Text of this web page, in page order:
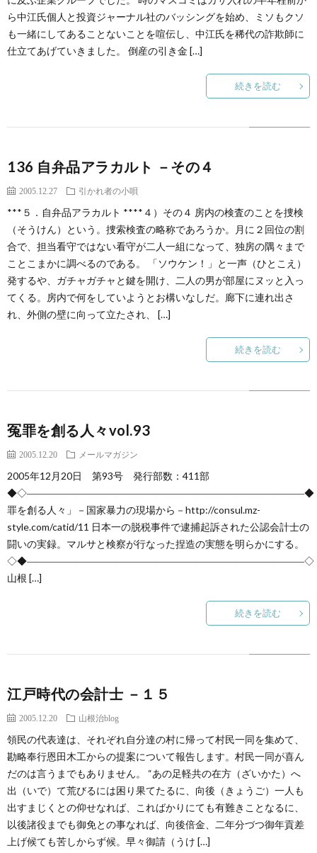
ら中江氏個人と投資ジャーナル社のバッシングを始め、ミソもクソ
も一緒にしてあることないことを喧伝し、中江氏を稀代の詐欺師に
仕立てあげていきました。 倒産の引き金 […]
続きを読む
136 自弁品アラカルト －その４
2005.12.27 引かれ者の小唄
***５．自弁品アラカルト ****４）その４ 房内の検査のことを捜検
（そうけん）という。捜索検査の略称であろうか。月に２回位の割
合で、担当看守ではない看守が二人一組になって、独房の隅々まで
ことこまかに調べるのである。 「ソウケン！」と一声（ひとこえ）
発するや、ガチャガチャと鍵を開け、二人の男が部屋にヌッと入っ
てくる。房内で何をしていようとお構いなしだ。廊下に連れ出さ
れ、外側の壁に向って立たされ、 […]
続きを読む
冤罪を創る人々vol.93
2005.12.20 メールマガジン
2005年12月20日 第93号 発行部数：411部
◆◇――――――――――――――――――――――――――――◆
罪を創る人々」－国家暴力の現場から－http://consul.mz-
style.com/catid/11 日本一の脱税事件で逮捕起訴された公認会計士の
闘いの実録。マルサと検察が行なった捏造の実態を明らかにする。
◇◆――――――――――――――――――――――――――――◇
山根 […]
続きを読む
江戸時代の会計士 －１５
2005.12.20 山根治blog
領民の代表達は、それぞれ自分達の村に帰って村民一同を集めて、
勘略奉行恩田木工からの提案について報告します。村民一同が喜ん
だのは言うまでもありません。 “あの足軽共の在方（ざいかた）へ
出（いで）て荒びるには困り果てたるに、向後（きょうご）一人も
出すまじくとの仰せなれば、こればかりにても有難きことなるに、
以後諸役までも御免との事なれば、向後倍金、二年分づつ御年貢差
上げ候ても苦しからず候。早々御請（うけ […]